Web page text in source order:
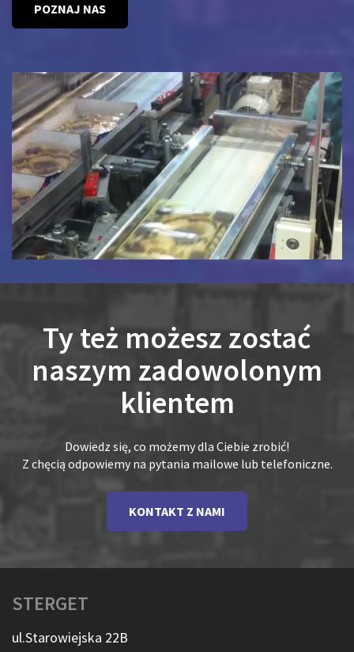
POZNAJ NAS
Ty też możesz zostać
naszym zadowolonym
klientem
Dowiedz się, co możemy dla Ciebie zrobić!
Z chęcią odpowiemy na pytania mailowe lub telefoniczne.
KONTAKT Z NAMI
STERGET
ul.Starowiejska 22B